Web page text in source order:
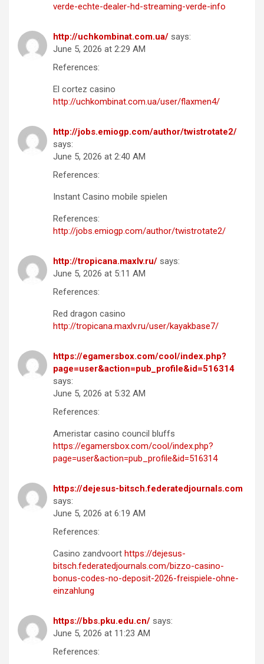
verde-echte-dealer-hd-streaming-verde-info
http://uchkombinat.com.ua/ says:
June 5, 2026 at 2:29 AM
References:
El cortez casino
http://uchkombinat.com.ua/user/flaxmen4/
http://jobs.emiogp.com/author/twistrotate2/
says:
June 5, 2026 at 2:40 AM
References:
Instant Casino mobile spielen
References:
http://jobs.emiogp.com/author/twistrotate2/
http://tropicana.maxlv.ru/ says:
June 5, 2026 at 5:11 AM
References:
Red dragon casino
http://tropicana.maxlv.ru/user/kayakbase7/
https://egamersbox.com/cool/index.php?
page=user&action=pub_profile&id=516314
says:
June 5, 2026 at 5:32 AM
References:
Ameristar casino council bluffs
https://egamersbox.com/cool/index.php?
page=user&action=pub_profile&id=516314
https://dejesus-bitsch.federatedjournals.com
says:
June 5, 2026 at 6:19 AM
References:
Casino zandvoort https://dejesus-
bitsch.federatedjournals.com/bizzo-casino-
bonus-codes-no-deposit-2026-freispiele-ohne-
einzahlung
https://bbs.pku.edu.cn/ says:
June 5, 2026 at 11:23 AM
References: